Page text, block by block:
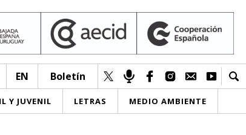
EN Boletín
Y JUVENIL LETRAS MEDIO AMBIENTE